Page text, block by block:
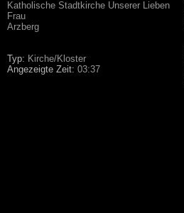
Katholische Stadtkirche Unserer Lieben
Frau
Arzberg
Typ: Kirche/Kloster
Angezeigte Zeit: 03:37